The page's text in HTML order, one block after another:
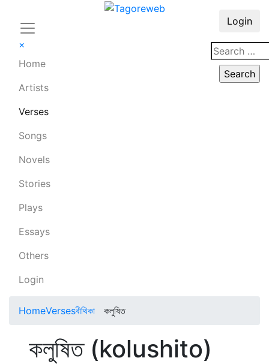
×
Home
Artists
Verses
Songs
Novels
Stories
Plays
Essays
Others
Login
Login
HomeVersesবীথিকা কলুষিত
কলুষিত (kolushito)